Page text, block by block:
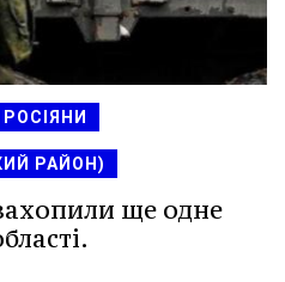
РОСІЯНИ
РАЙОН)
ще одне